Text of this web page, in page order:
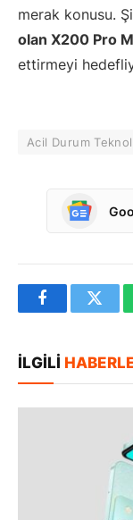
merak konusu.
olan X200 Pro
ettirmeyi
Acil Durum
Facebook
İLGILI